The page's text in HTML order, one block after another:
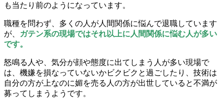
も当たり前のようになっています。
職種を問わず、多くの人が人間関係に悩んで退職しています
が、
ガテン系の現場ではそれ以上に人間関係に悩む人が多い
です。
怒鳴る人や、気分が顔や態度に出てしまう人が多い現場で
は、機嫌を損なっていないかビクビクと過ごしたり、技術は
自分の方が上なのに媚を売る人の方が出世していると不満が
募ってしまうようです。